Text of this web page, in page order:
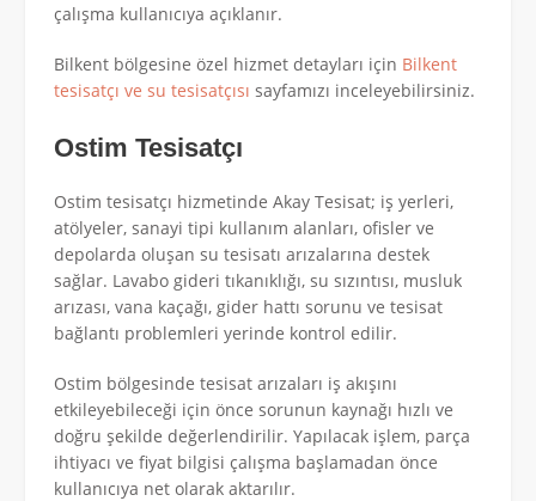
çalışma kullanıcıya açıklanır.
Bilkent bölgesine özel hizmet detayları için Bilkent
tesisatçı ve su tesisatçısı sayfamızı inceleyebilirsiniz.
Ostim Tesisatçı
Ostim tesisatçı hizmetinde Akay Tesisat; iş yerleri,
atölyeler, sanayi tipi kullanım alanları, ofisler ve
depolarda oluşan su tesisatı arızalarına destek
sağlar. Lavabo gideri tıkanıklığı, su sızıntısı, musluk
arızası, vana kaçağı, gider hattı sorunu ve tesisat
bağlantı problemleri yerinde kontrol edilir.
Ostim bölgesinde tesisat arızaları iş akışını
etkileyebileceği için önce sorunun kaynağı hızlı ve
doğru şekilde değerlendirilir. Yapılacak işlem, parça
ihtiyacı ve fiyat bilgisi çalışma başlamadan önce
kullanıcıya net olarak aktarılır.